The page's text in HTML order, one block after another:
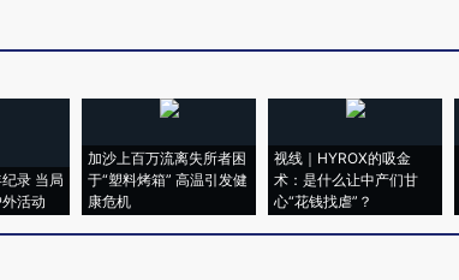
录 当局
活动
加沙上百万流离失所者困
于“塑料烤箱” 高温引发健
康危机
视线｜HYROX的吸金
术：是什么让中产们甘
心“花钱找虐”？